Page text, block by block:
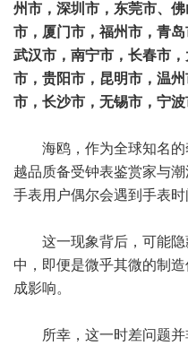
州市，深圳市，东莞市、
市，厦门市，福州市，青
武汉市，南宁市，长春市
市，贵阳市，昆明市，温
市，长沙市，无锡市，宁波
海鸥，作为全球知名的
越品质备受钟表鉴赏家与
手表用户偶尔会遇到手表时
这一现象背后，可能隐
中，即便是微乎其微的制
成影响。
所幸，这一时差问题并